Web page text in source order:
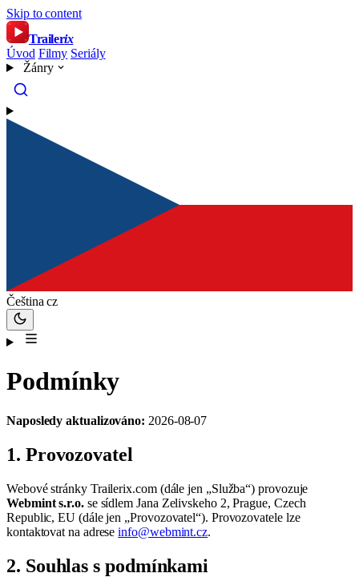
Skip to content
Trailerix
Úvod Filmy Seriály
Žánry
Čeština cz
Podmínky
Naposledy aktualizováno: 2026-08-07
1. Provozovatel
Webové stránky Trailerix.com (dále jen „Služba“) provozuje
Webmint s.r.o.se sídlem Jana Zelivskeho 2, Prague, Czech
Republic, EU (dále jen „Provozovatel“). Provozovatele lze
kontaktovat na adreseinfo@webmint.cz.
2. Souhlas s podmínkami